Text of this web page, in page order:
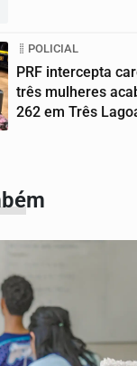
POLICIAL
PRF intercepta
três mulheres
262 em Três